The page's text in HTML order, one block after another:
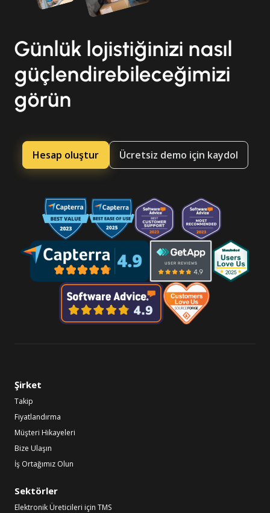
Günlük lojistiğinizi nasıl
güçlendirebileceğimizi
görün
Hesap oluştur Ücretsiz demo için kaydol
Şirket
Takip
Fiyatlandırma
Müşteri Hikayeleri
Bize Ulaşın
İş Ortağımız Olun
Sektörler
Elektronik Üreticileri için TMS